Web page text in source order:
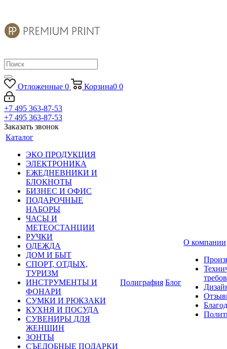
Отложенные 0 Корзина0 0
+7 495 363-87-53
+7 495 363-87-53
Заказать звонок
Каталог
ЭКО ПРОДУКЦИЯ
ЭЛЕКТРОНИКА
ЕЖЕДНЕВНИКИ И
БЛОКНОТЫ
БИЗНЕС И ОФИС
ПОДАРОЧНЫЕ
НАБОРЫ
ЧАСЫ И
МЕТЕОСТАНЦИИ
РУЧКИ
ОДЕЖДА
ДОМ И БЫТ
СПОРТ, ОТДЫХ,
ТУРИЗМ
ИНСТРУМЕНТЫ И
ФОНАРИ
СУМКИ И РЮКЗАКИ
КУХНЯ И ПОСУДА
СУВЕНИРЫ ДЛЯ
ЖЕНЩИН
ЗОНТЫ
СЪЕДОБНЫЕ ПОДАРКИ
Полиграфия Блог
О компании